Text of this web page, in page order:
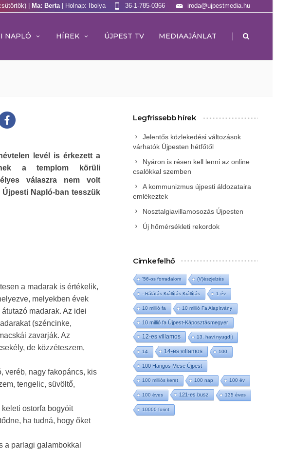
| Ma: Berta | Holnap: Ibolya iroda@ujpestmedia.hu
36-1-785-0366
NAPLÓ HÍREK ÚJPEST TV MEDIAAJÁNLAT |
levél is érkezett a
a templom körüli
válaszra nem volt
Napló-ban tesszük
a madarak is értékelik,
melyekben évek
madarak. Az idei
(széncinke,
zavarják. Az
de közzéteszem,
veréb, nagy fakopáncs, kis
tengelic, süvöltő,
ostorfa bogyóit
ha tudná, hogy őket
a parlagi galambokkal
Legfrissebb hírek
Jelentős közlekedési változások
várhatók Újpesten hétfőtől
Nyáron is résen kell lenni az online
csalókkal szemben
A kommunizmus újpesti áldozataira
emlékeztek
Nosztalgiavillamosozás Újpesten
Új hőmérsékleti rekordok
Címkefelhő
'56-os forradalom (V)észjelzés
- Rálátás Kiállítás Kiállítás 1 év
10 millió fa 10 millió Fa Alapítvány
10 millió fa Újpest-Káposztásmegyer
12-es villamos 13. havi nyugdíj
14 14-es villamos 100
100 Hangos Mese Újpest
100 milliós keret 100 nap 100 év
100 éves 121-es busz 135 éves
10000 forint